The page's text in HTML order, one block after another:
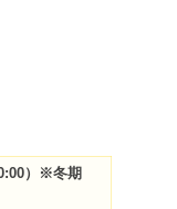
）※冬期